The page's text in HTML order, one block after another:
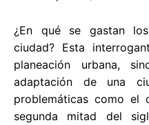
¿En qué se gastan
ciudad? Esta
planeación urbana,
adaptación de una
problemáticas como el
segunda mitad del